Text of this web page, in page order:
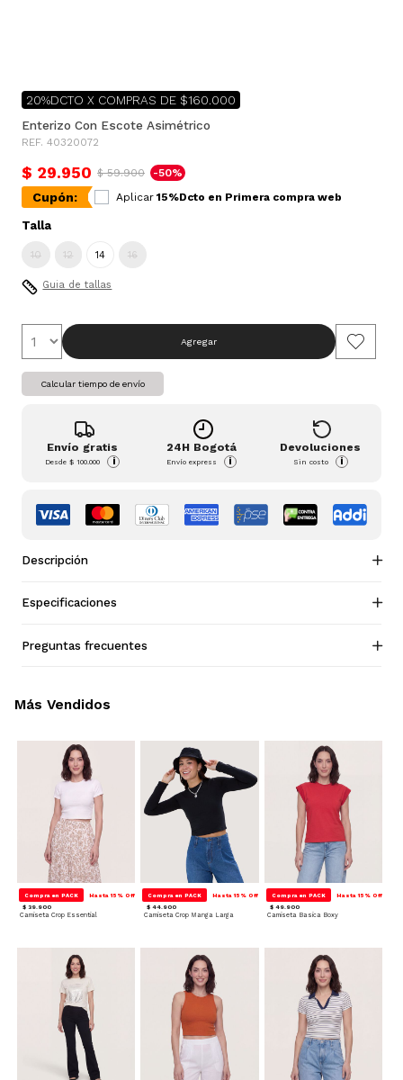
20%DCTO X COMPRAS DE $160.000
Enterizo Con Escote Asimétrico
REF. 40320072
$ 29.950 $ 59.900 -50%
Cupón: Aplicar 15%Dcto en Primera compra web
Talla
10 12 14 16
Guia de tallas
Agregar
Calcular tiempo de envío
Envío gratis
Desde$ 100.000 i
24H Bogotá
Envío express i
Devoluciones
Sin costo i
Descripción
Especificaciones
Preguntas frecuentes
Compra en PACK Hasta 15% Off
$ 39.900
Camiseta Crop Essential
Compra en PACK Hasta 15% Off
$ 44.900
Camiseta Crop Manga Larga
Compra en PACK Hasta 15% Off
$ 49.900
Camiseta Basica Boxy
Más Vendidos